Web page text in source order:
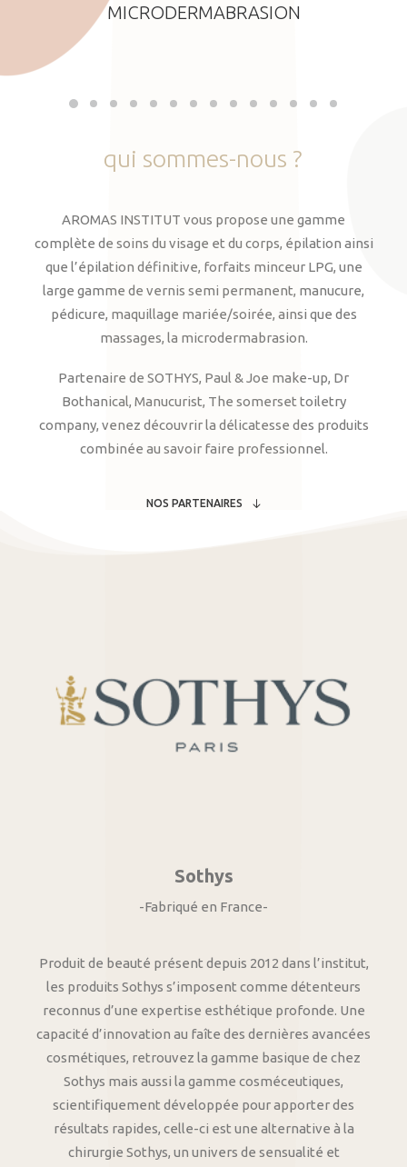
MICRODERMABRASION
qui sommes-nous ?
AROMAS INSTITUT vous propose une gamme
complète de soins du visage et du corps, épilation ainsi
que l’épilation définitive, forfaits minceur LPG, une
large gamme de vernis semi permanent, manucure,
pédicure, maquillage mariée/soirée, ainsi que des
massages, la microdermabrasion.
Partenaire de SOTHYS, Paul & Joe make-up, Dr
Bothanical, Manucurist, The somerset toiletry
company, venez découvrir la délicatesse des produits
combinée au savoir faire professionnel.
NOS PARTENAIRES
Sothys
-Fabriqué en France-
Produit de beauté présent depuis 2012 dans l’institut,
les produits Sothys s’imposent comme détenteurs
reconnus d’une expertise esthétique profonde. Une
capacité d’innovation au faîte des dernières avancées
cosmétiques, retrouvez la gamme basique de chez
Sothys mais aussi la gamme cosméceutiques,
scientifiquement développée pour apporter des
résultats rapides, celle-ci est une alternative à la
chirurgie Sothys, un univers de sensualité et